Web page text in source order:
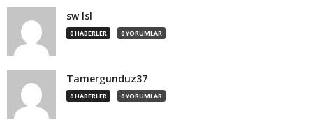
sw lsl
0 HABERLER 0 YORUMLAR
Tamergunduz37
0 HABERLER 0 YORUMLAR